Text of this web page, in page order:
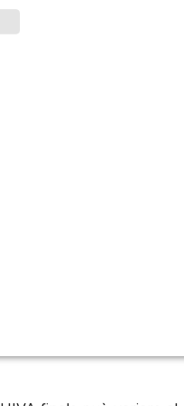
2020
to work incessantly
of what